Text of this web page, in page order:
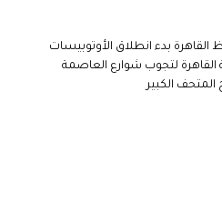
القاهرة بدء انطلاق الأوتوبيسات
القاهرة لتجوب شوارع العاصمة
الكبير